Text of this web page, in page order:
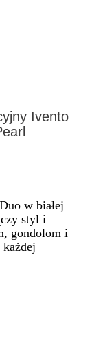
Ivento
w białej
styl i
gondolom i